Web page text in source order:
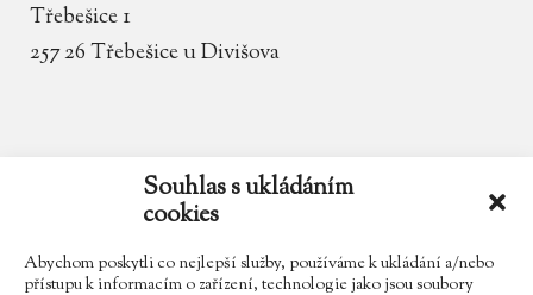
Souhlas s ukládáním
cookies
Abychom poskytli co nejlepší služby, používáme k ukládání a/nebo
přístupu k informacím o zařízení, technologie jako jsou soubory
Třebešice 1
257 26 Třebešice u Divišova
zamek.trebesice@volny.cz
602 354 467